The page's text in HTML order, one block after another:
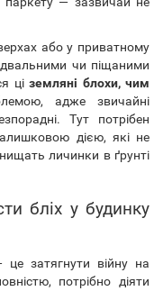
або у приватному
чи піщаними
ці земляні блохи, чим
адже звичайні
Тут потрібен
дією, які не
личинки в ґрунті
бліх у будинку
затягнути війну на
потрібно діяти